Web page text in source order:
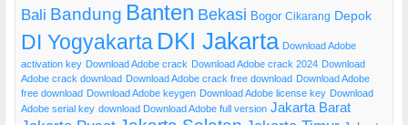
Bali Bandung Banten Bekasi Bogor Cikarang Depok
DI Yogyakarta DKI Jakarta Download Adobe
activation key Download Adobe crack Download Adobe crack 2024 Download
Adobe crack download Download Adobe crack free download Download Adobe
free download Download Adobe keygen Download Adobe license key Download
Adobe serial key download Download Adobe full version Jakarta Barat